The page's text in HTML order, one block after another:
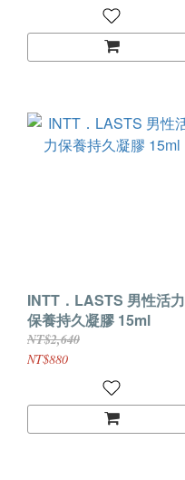
INTT．LASTS 男性活力
保養持久凝膠 15ml
NT$2,640
NT$880